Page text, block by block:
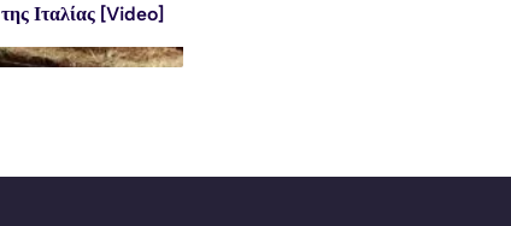
της Ιταλίας [Video]